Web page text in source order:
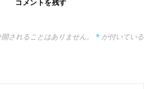
コメントを残す
されることはありません。 * が付いている